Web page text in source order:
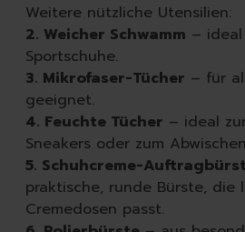
Weitere nützliche Utensilien:
2. Weicher Schwamm –
Sportschuhe.
3. Mikrofaser-Tücher – für
geeignet.
4. Feuchte Tücher – ideal
Sneakers oder zum
5. Schuhcreme-
praktische, runde Bürste, die
Cremedosen passt.